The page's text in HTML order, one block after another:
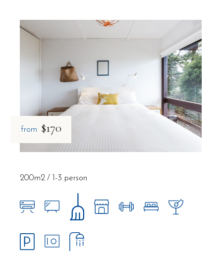
from $170
200m2 1-3 person